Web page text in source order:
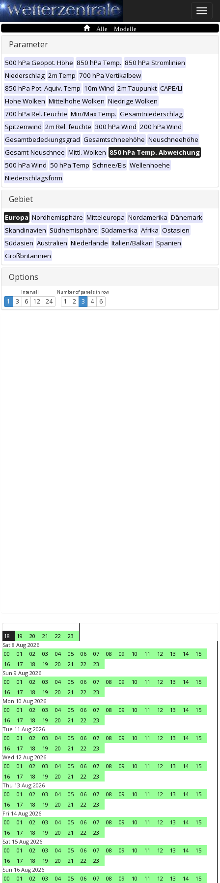
Toggle
Alle Modelle
Parameter
500 hPa Geopot. Höhe 850 hPa Temp. 850 hPa Stromlinien
Niederschlag 2m Temp 700 hPa Vertikalbew
850 hPa Pot. Äquiv. Temp 10m Wind 2m Taupunkt CAPE/LI
Hohe Wolken Mittelhohe Wolken Niedrige Wolken
700 hPa Rel. Feuchte Min/Max Temp. Gesamtniederschlag
Spitzenwind 2m Rel. feuchte 300 hPa Wind 200 hPa Wind
Gesamtbedeckungsgrad Gesamtschneehöhe Neuschneehöhe
Gesamt-Neuschnee Mittl. Wolken 850 hPa Temp. Abweichung
500 hPa Wind 50 hPa Temp Schnee/Eis Wellenhoehe
Niederschlagsform
Gebiet
Europa Nordhemisphäre Mitteleuropa Nordamerika Dänemark
Skandinavien Südhemisphäre Südamerika Afrika Ostasien
Südasien Australien Niederlande Italien/Balkan Spanien
Großbritannien
Options
Intervall
1 3 6 12 24
Number of panels in row
1 2 3 4 6
18 19 20 21 22
23
Sat 8 Aug 2026
00
01 02 03 04 05 06 07 08 09 10 11 12 13 14
15
16
17 18 19 20 21 22
23
Sun 9 Aug 2026
00
01 02 03 04 05 06 07 08 09 10 11 12 13 14
15
16
17 18 19 20 21 22
23
Mon 10 Aug 2026
00
01 02 03 04 05 06 07 08 09 10 11 12 13 14
15
16
17 18 19 20 21 22
23
Tue 11 Aug 2026
00
01 02 03 04 05 06 07 08 09 10 11 12 13 14
15
16
17 18 19 20 21 22
23
Wed 12 Aug 2026
00
01 02 03 04 05 06 07 08 09 10 11 12 13 14
15
16
17 18 19 20 21 22
23
Thu 13 Aug 2026
00
01 02 03 04 05 06 07 08 09 10 11 12 13 14
15
16
17 18 19 20 21 22
23
Fri 14 Aug 2026
00
01 02 03 04 05 06 07 08 09 10 11 12 13 14
15
16
17 18 19 20 21 22
23
Sat 15 Aug 2026
00
01 02 03 04 05 06 07 08 09 10 11 12 13 14
15
16
17 18 19 20 21 22
23
Sun 16 Aug 2026
00
01 02 03 04 05 06 07 08 09 10 11 12 13 14 15